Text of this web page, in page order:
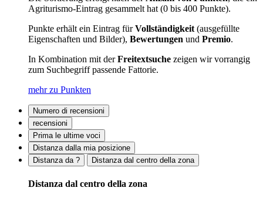
Agriturismo-Eintrag gesammelt hat (0 bis 400 Punkte).
Punkte erhält ein Eintrag fürVollständigkeit (ausgefüllte
Eigenschaften und Bilder), Bewertungen und Premio.
In Kombination mit derFreitextsuche zeigen wir vorrangig
zum Suchbegriff passende Fattorie.
mehr zu Punkten
Numero di recensioni
recensioni
Prima le ultime voci
Distanza dalla mia posizione
Distanza da ?
Distanza dal centro della zona
Distanza dal centro della zona